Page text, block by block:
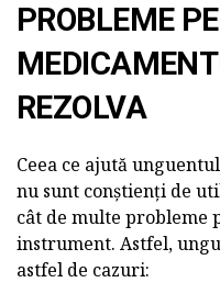
PROBLEME
REZOLVA
Ceea ce ajută
nu sunt conștienți de
cât de multe probleme
instrument. Astfel,
astfel de cazuri: